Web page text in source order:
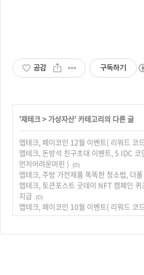
공감 구독하기
'재테크>가상자산' 카테고리의 다른 글
앱테크, 페이코인 12월 이벤트( 리워드 코
앱테크, 돈방석 친구초대 이벤트, 5 IDC 코
먼저어려운머핀 )
(0)
앱테크, 주방 가전제품 똑똑한 청소법, 더
앱테크, 토큰포스트 굿데이 NFT 캠페인
지급 (0)
앱테크, 페이코인 10월 이벤트( 리워드 코